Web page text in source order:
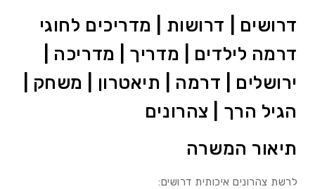
דרושים | דרושות | מדריכים לחוגי
דרמה לילדים | מדריך | מדריכה |
ירושלים | דרמה | תיאטרון | משחק |
הגיל הרך | צהרונים
תיאור המשרה
לרשת צהרונים איכותית דרושים: